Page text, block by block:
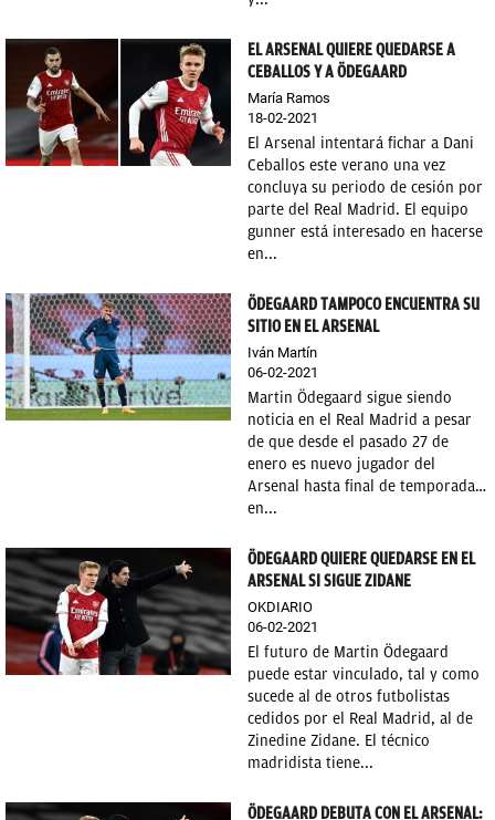
EL ARSENAL QUIERE QUEDARSE A
CEBALLOS Y A ÖDEGAARD
María Ramos
18-02-2021
El Arsenal intentará fichar a Dani
Ceballos este verano una vez
concluya su periodo de cesión por
parte del Real Madrid. El equipo
gunner está interesado en hacerse
en...
ÖDEGAARD TAMPOCO ENCUENTRA SU
SITIO EN EL ARSENAL
Iván Martín
06-02-2021
Martin Ödegaard sigue siendo
noticia en el Real Madrid a pesar
de que desde el pasado 27 de
enero es nuevo jugador del
Arsenal hasta final de temporada…
en...
ÖDEGAARD QUIERE QUEDARSE EN EL
ARSENAL SI SIGUE ZIDANE
OKDIARIO
06-02-2021
El futuro de Martin Ödegaard
puede estar vinculado, tal y como
sucede al de otros futbolistas
cedidos por el Real Madrid, al de
Zinedine Zidane. El técnico
madridista tiene...
ÖDEGAARD DEBUTA CON EL ARSENAL: